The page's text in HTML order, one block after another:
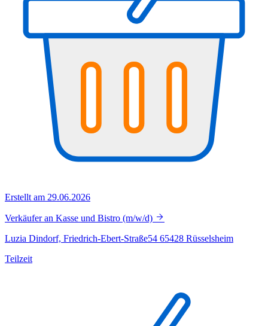
Erstellt am 29.06.2026
Verkäufer an Kasse und Bistro (m/w/d)
Luzia Dindorf, Friedrich-Ebert-Straße54 65428 Rüsselsheim
Teilzeit